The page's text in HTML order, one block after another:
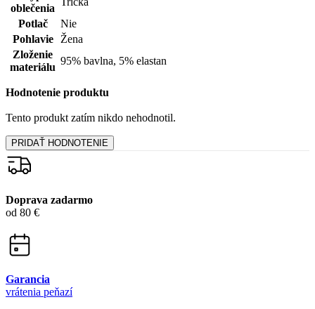
oblečenia
Potlač
Nie
Pohlavie
Žena
Zloženie
materiálu
95% bavlna, 5% elastan
Hodnotenie produktu
Tento produkt zatím nikdo nehodnotil.
PRIDAŤ HODNOTENIE
Doprava zadarmo
od 80 €
Garancia
vrátenia peňazí